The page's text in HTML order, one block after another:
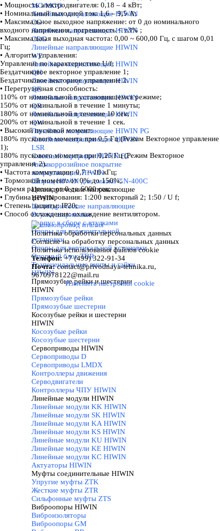
MG/MGO
Линейные направляющие HIWIN
CG
Линейные направляющие HIWIN
CRG
Линейные направляющие HIWIN
WE
Линейные направляющие HIWIN
QH
Линейные направляющие HIWIN
QE
Линейные направляющие HIWIN
QR
Линейные направляющие HIWIN
QW
Линейные направляющие HIWIN PG
Линейные направляющие HIWIN
LSR
Сменный картридж HIWIN E2
Антикоррозийное покрытие
направляющих HIWIN
Шприц HIWIN для смазки GN-400C
Цилиндрические направляющие
HIWIN▼
Цилиндрические направляющие
Втулки шариковые
Корпус в сборе с втулками
Опоры для горизонтальной
установки
Опоры для вертикальной установки
Опорный блок TBR
Трапецеидальные винты и гайки
HIWIN
Прямозубые рейки и шестерни
HIWIN
Прямозубые рейки
Прямозубые шестерни
Косозубые рейки и шестерни
HIWIN
Косозубые рейки
Косозубые шестерни
Сервоприводы HIWIN
Сервоприводы D
Сервоприводы LMDX
Контроллеры движения
Серводвигатели
Контроллеры ЧПУ HIWIN
Линейные модули HIWIN
Линейные модули KK HIWIN
Линейные модули SK HIWIN
Линейные модули KA HIWIN
Линейные модули KS HIWIN
Линейные модули KU HIWIN
Линейные модули KE HIWIN
Линейные модули KC HIWIN
Актуаторы HIWIN
Муфты соединительные HIWIN
Упругие муфты ZTK
Жесткие муфты ZTR
Сильфонные муфты ZTS
Виброопоры HIWIN
Виброизоляторы
Виброопоры GM
• Мощность электродвигателя: 0,18 – 4 кВт;
• Номинальный выходной ток: 1,6 – 9,5 А;
• Максимальное выходное напряжение: от 0 до номинального
входного напряжения, погрешность < ±3% ;
• Максимальная выходная частота: 0,00 ~ 600,00 Гц, с шагом 0,01
Гц;
• Алгоритм управления:
Управление по характеристике U/f;
Бездатчиковое векторное управление 1;
Бездатчиковое векторное управление 2.
• Перегрузочная способность:
110% от номинальной в установившемся режиме;
150% от номинальной в течение 1 минуты;
180% от номинальной в течение 10 сек;
200% от номинальной в течение 1 сек.
• Высокий пусковой момент:
180% пускового момента при 0,5 Гц (Режим Векторное управление
1);
180% пускового момента при 0,25 Гц (Режим Векторное
управление 2).
• Частота коммутации: 0,7 ~ 16 кГц;
• Тормозной момент: от 0% до 150%;
• Время разгона: от 0 до 6000 сек;
• Глубина регулирования: 1:200 векторный 2; 1:50 / U f;
• Степень защиты: IP20;
• Способ охлаждения: охлаждение вентилятором.
Политика обработки персональных данных
Согласие на обработку персональных данных
Политика использования файлов cookie
Телефон: +7 (499) 322-91-34
Почта:contact@privodnaya-tehnika.ru,
9670978122@mail.ru
Изменить настройки cookie
Назад к содержимому